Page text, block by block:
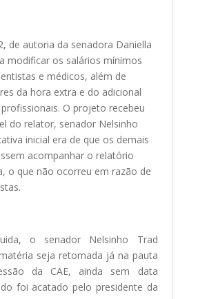
de autoria da senadora Daniella
modificar os salários mínimos
e médicos, além de
da hora extra e do adicional
O projeto recebeu
do relator, senador Nelsinho
inicial era de que os demais
acompanhar o relatório
o que não ocorreu em razão de
o senador Nelsinho Trad
seja retomada já na pauta
da CAE, ainda sem data
foi acatado pelo presidente da